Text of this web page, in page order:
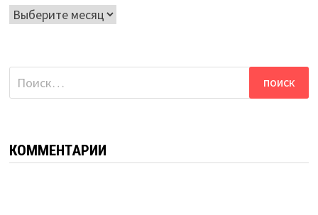
Архивы
Найти:
КОММЕНТАРИИ